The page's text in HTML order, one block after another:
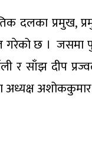
दलका प्रमुख,
गरेको छ ।
र साँझ दीप
अध्यक्ष